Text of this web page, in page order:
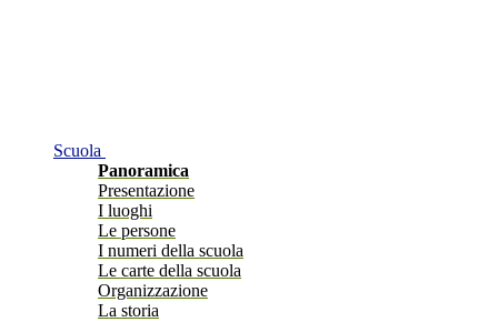
Scuola
Panoramica
Presentazione
I luoghi
Le persone
I numeri della scuola
Le carte della scuola
Organizzazione
La storia